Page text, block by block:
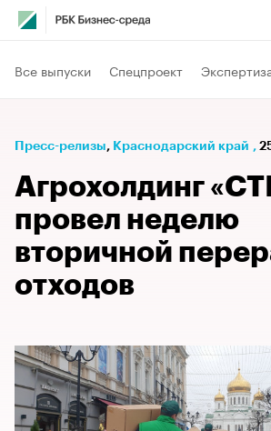
Все выпуски Спецпроект
Пресс-релизы⁠, Краснодарский край ,
Агрохолдинг
провел неделю
вторичной
отходов